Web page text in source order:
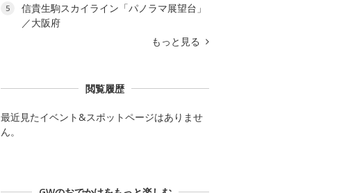
5
信貴生駒スカイライン「パノラマ展望台」
／大阪府
もっと見る
閲覧履歴
最近見たイベント&スポットページはありませ
ん。